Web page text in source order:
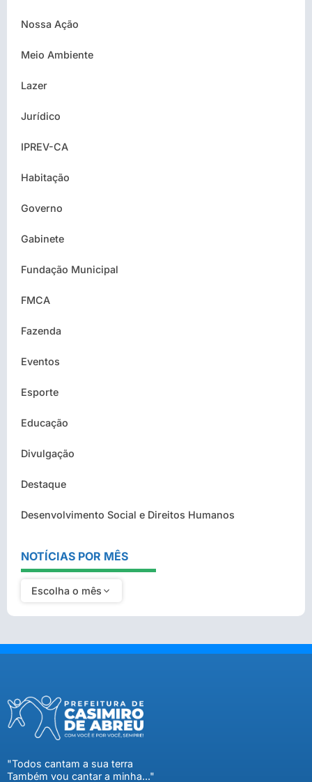
Nossa Ação
Meio Ambiente
Lazer
Jurídico
IPREV-CA
Habitação
Governo
Gabinete
Fundação Municipal
FMCA
Fazenda
Eventos
Esporte
Educação
Divulgação
Destaque
Desenvolvimento Social e Direitos Humanos
NOTÍCIAS POR MÊS
Escolha o mês
"Todos cantam a sua terra
Também vou cantar a minha..."